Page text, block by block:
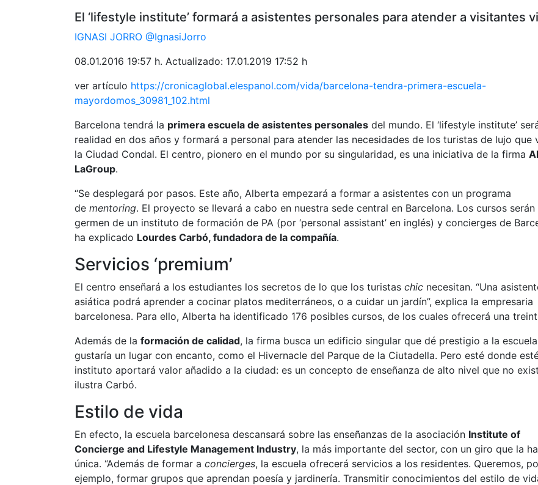
El ‘lifestyle institute’ formará a asistentes personales para atender a visitantes
IGNASI JORRO @IgnasiJorro
08.01.2016 19:57 h. Actualizado: 17.01.2019 17:52 h
ver artículo https://cronicaglobal.elespanol.com/vida/barcelona-tendra-primera-escuela-
mayordomos_30981_102.html
Barcelona tendrá la primera escuela de asistentes personales del mundo. El ‘lifestyle institute’
realidad en dos años y formará a personal para atender las necesidades de los turistas de lujo que
la Ciudad Condal. El centro, pionero en el mundo por su singularidad, es una iniciativa de la firma
LaGroup.
“Se desplegará por pasos. Este año, Alberta empezará a formar a asistentes con un programa
de mentoring. El proyecto se llevará a cabo en nuestra sede central en Barcelona. Los cursos serán
germen de un instituto de formación de PA (por ‘personal assistant’ en inglés) y concierges de
ha explicado Lourdes Carbó, fundadora de la compañía.
Servicios ‘premium’
El centro enseñará a los estudiantes los secretos de lo que los turistas chic necesitan. “Una
asiática podrá aprender a cocinar platos mediterráneos, o a cuidar un jardín”, explica la empresaria
barcelonesa. Para ello, Alberta ha identificado 176 posibles cursos, de los cuales ofrecerá una
Además de la formación de calidad, la firma busca un edificio singular que dé prestigio a la
gustaría un lugar con encanto, como el Hivernacle del Parque de la Ciutadella. Pero esté donde
instituto aportará valor añadido a la ciudad: es un concepto de enseñanza de alto nivel que no
ilustra Carbó.
Estilo de vida
En efecto, la escuela barcelonesa descansará sobre las enseñanzas de la asociación Institute of
Concierge and Lifestyle Management Industry, la más importante del sector, con un giro que la
única. “Además de formar a concierges, la escuela ofrecerá servicios a los residentes. Queremos,
ejemplo, formar grupos que aprendan poesía y jardinería. Transmitir conocimientos del estilo de